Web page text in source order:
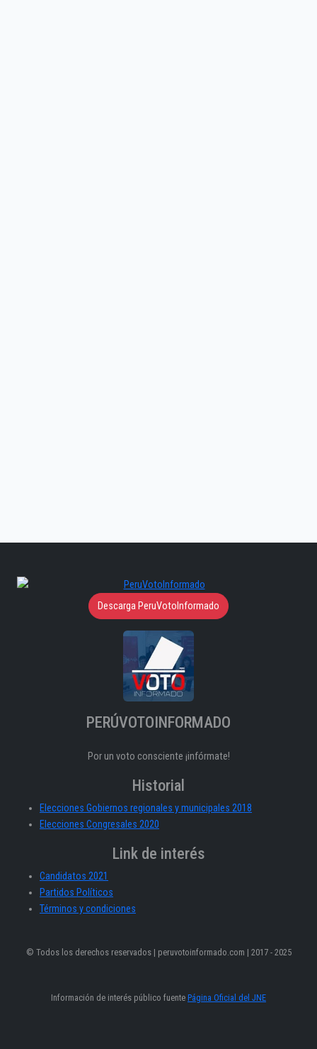
Descarga PeruVotoInformado
PERÚVOTOINFORMADO
Por un voto consciente ¡infórmate!
Historial
Elecciones Gobiernos regionales y municipales 2018
Elecciones Congresales 2020
Link de interés
Candidatos 2021
Partidos Políticos
Términos y condiciones
© Todos los derechos reservados | peruvotoinformado.com | 2017 - 2025
Información de interés público fuente Página Oficial del JNE